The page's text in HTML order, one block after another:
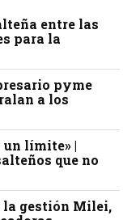
entre las
para la
pyme
a los
un límite» |
que no
la gestión Milei,